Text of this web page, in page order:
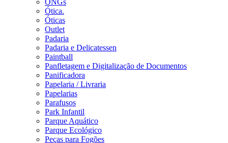
ONGs
Ótica.
Óticas
Outlet
Padaria
Padaria e Delicatessen
Paintball
Panfletagem e Digitalização de Documentos
Panificadora
Papelaria / Livraria
Papelarias
Parafusos
Park Infantil
Parque Aquático
Parque Ecológico
Peças para Fogões